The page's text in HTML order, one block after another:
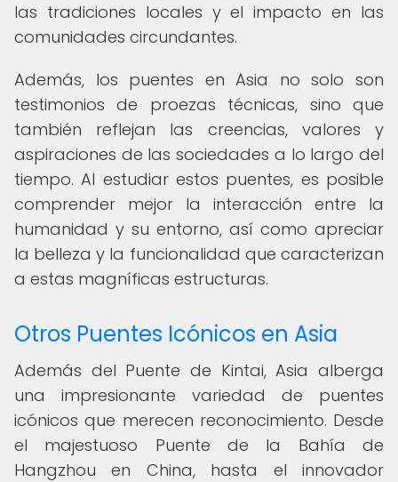
las tradiciones locales y el impacto en las
comunidades circundantes.
Además, los puentes en Asia no solo son
testimonios de proezas técnicas, sino que
también reflejan las creencias, valores y
aspiraciones de las sociedades a lo largo del
tiempo. Al estudiar estos puentes, es posible
comprender mejor la interacción entre la
humanidad y su entorno, así como apreciar
la belleza y la funcionalidad que caracterizan
a estas magníficas estructuras.
Otros Puentes Icónicos en Asia
Además del Puente de Kintai, Asia alberga
una impresionante variedad de puentes
icónicos que merecen reconocimiento. Desde
el majestuoso Puente de la Bahía de
Hangzhou en China, hasta el innovador